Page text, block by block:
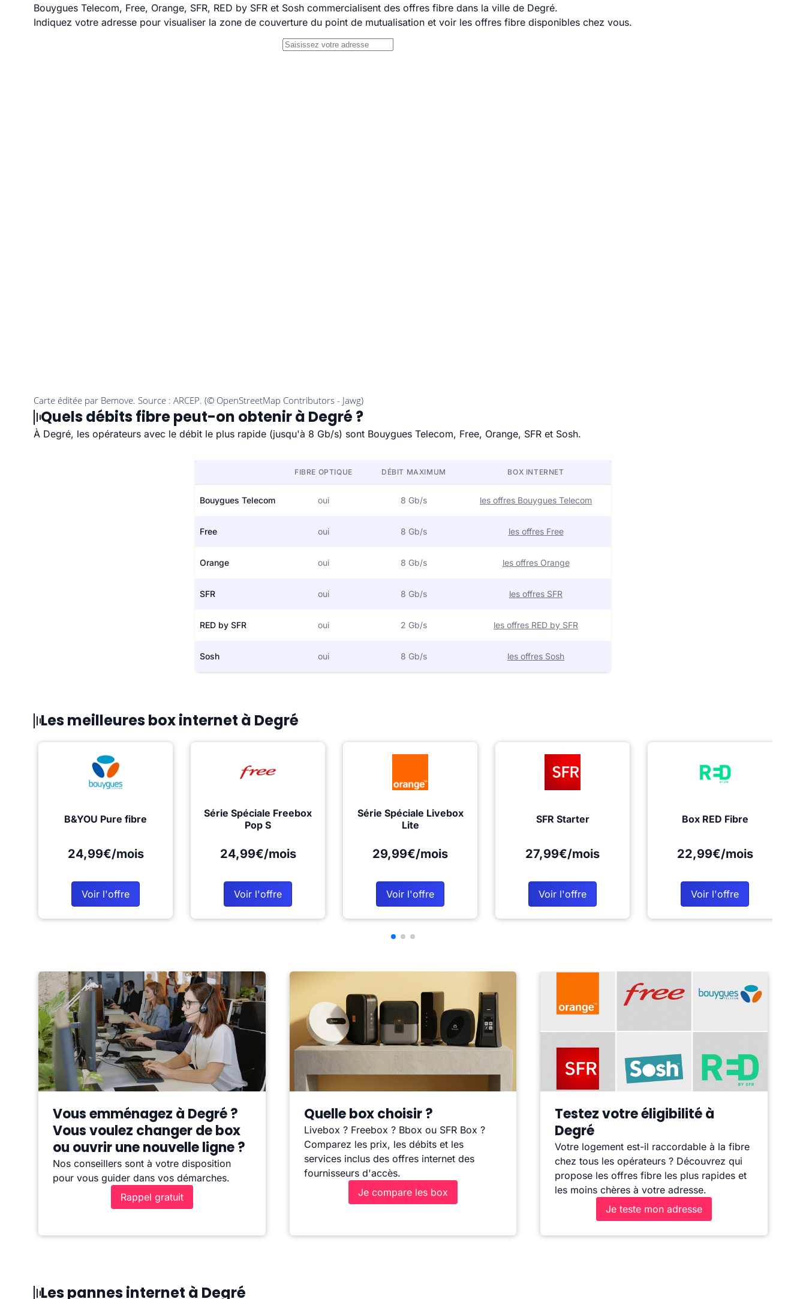
Bouygues Telecom, Free, Orange, SFR, RED by SFR et Sosh commercialisent des offres fibre dans la ville de Degré.
Indiquez votre adresse pour visualiser la zone de couverture du point de mutualisation et voir les offres fibre disponibles chez vous.
Quels débits fibre peut-on obtenir à Degré ?
À Degré, les opérateurs avec le débit le plus rapide (jusqu'à 8 Gb/s) sont Bouygues Telecom, Free, Orange, SFR et Sosh.
FIBRE OPTIQUE DÉBIT MAXIMUM BOX INTERNET
Bouygues Telecom oui 8 Gb/s les offres Bouygues Telecom
Free oui 8 Gb/s les offres Free
Orange oui 8 Gb/s les offres Orange
SFR oui 8 Gb/s les offres SFR
RED by SFR oui 2 Gb/s les offres RED by SFR
Sosh oui 8 Gb/s les offres Sosh
Les meilleures box internet à Degré
B&YOU Pure fibre
24,99€/mois
Voir l'offre
Série Spéciale Freebox
Pop S
24,99€/mois
Voir l'offre
Série Spéciale Livebox
Lite
29,99€/mois
Voir l'offre
SFR Starter
27,99€/mois
Voir l'offre
Box RED Fibre
22,99€/mois
Voir l'offre
Vous emménagez à Degré ?
Vous voulez changer de box
ou ouvrir une nouvelle ligne ?
Nos conseillers sont à votre disposition
pour vous guider dans vos démarches.
Rappel gratuit
Quelle box choisir ?
Livebox ? Freebox ? Bbox ou SFR Box ?
Comparez les prix, les débits et les
services inclus des offres internet des
fournisseurs d'accès.
Je compare les box
Testez votre éligibilité à
Degré
Votre logement est-il raccordable à la fibre
chez tous les opérateurs ? Découvrez qui
propose les offres fibre les plus rapides et
les moins chères à votre adresse.
Je teste mon adresse
Les pannes internet à Degré